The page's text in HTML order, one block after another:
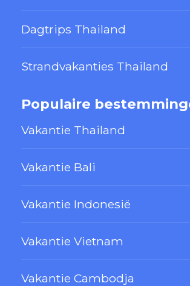
Dagtrips Thailand
Strandvakanties Thailand
Populaire
Vakantie Thailand
Vakantie Bali
Vakantie Indonesië
Vakantie Vietnam
Vakantie Cambodja